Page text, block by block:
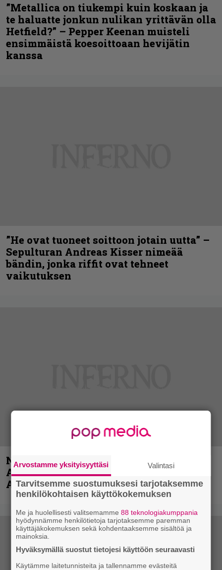
”Metallica on tiukempi kuin koskaan ja
te haluatte jonkun nulikan yrittävän olla
Hetfield?” – Pepper Keenan muisteli
ensimmäistä koesoittoaan hevijätin
kanssa
”He ovat tuoneet soittoon jotain uutta” –
Sepulturan Andreas Kisser nimeää
bändin, jonka riffit ovat tehneet
vaikutuksen
Näin lähtee Ghostin Tobias Forgelta
Accept – menossa mukana myös
Anthrax- ja Korn-miehistöä
Arvostamme yksityisyyttäsi Valintasi
Tarvitsemme suostumuksesi tarjotaksemme
henkilökohtaisen käyttökokemuksen
Me ja huolellisesti valitsemamme88 teknologiakumppania
hyödynnämme henkilötietoja tarjotaksemme paremman
käyttäjäkokemuksen sekä kohdentaaksemme sisältöä ja
mainoksia.
Hyväksymällä suostut tietojesi käyttöön seuraavasti
Käytämme laitetunnisteita ja tallennamme evästeitä